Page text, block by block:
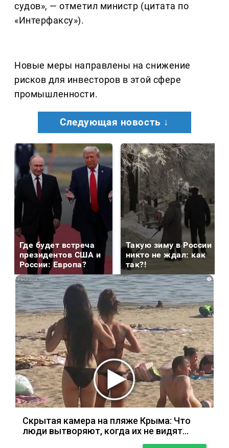
судов», — отметил министр (цитата по
«Интерфаксу»).
Новые меры направлены на снижение
рисков для инвесторов в этой сфере
промышленности.
Следующая новость ↓
Где будет встреча
президентов США и
России: Европа?
Такую зиму в России
никто не ждал: как
так?!
i
Скрытая камера на пляже Крыма: Что
люди вытворяют, когда их не видят...